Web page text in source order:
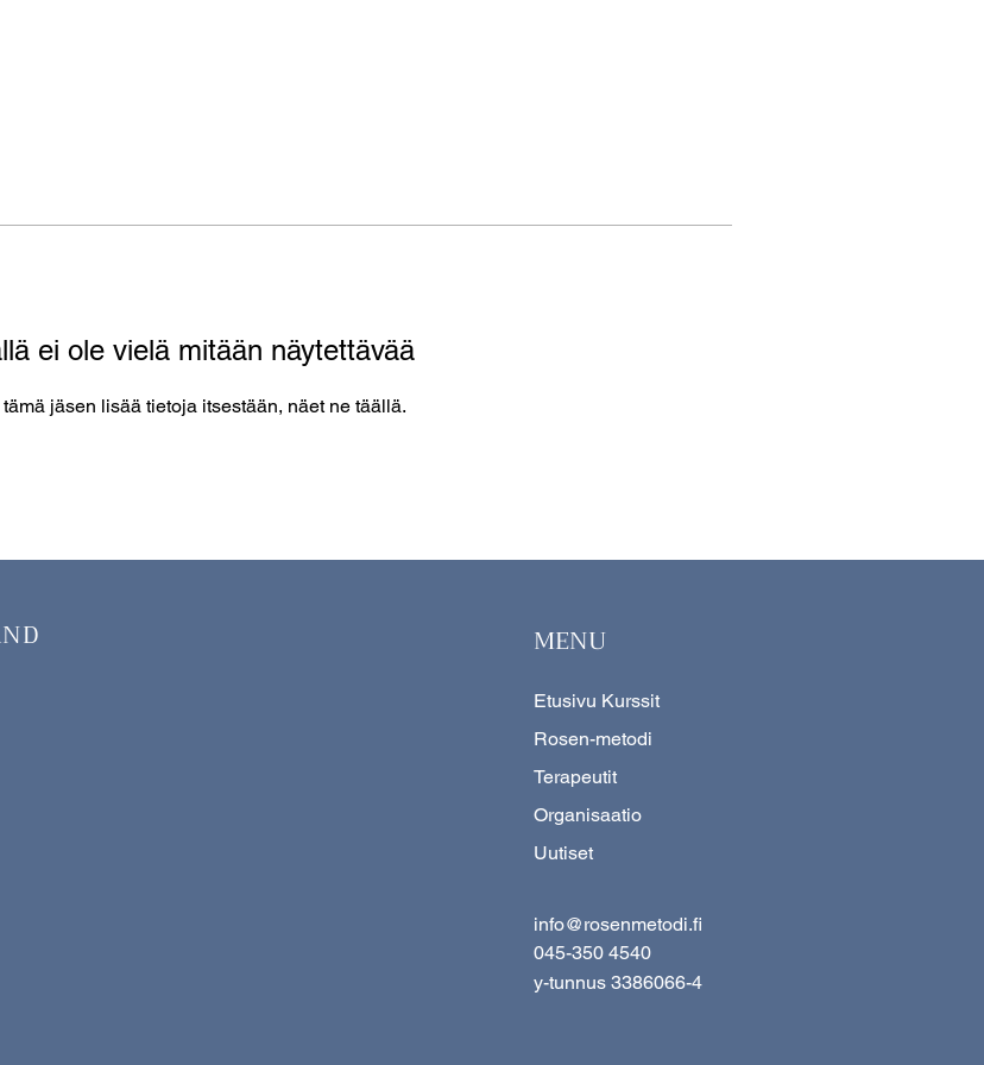
ei ole vielä mitään näytettävää
jäsen lisää tietoja itsestään, näet ne täällä.
MENU
Etusivu Kurssit
Rosen-metodi
Terapeutit
Organisaatio
Uutiset
info@rosenmetodi.fi
045-350 4540
y-tunnus 3386066-4